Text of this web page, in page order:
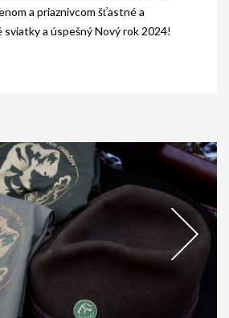
a priaznivcom šťastné a
sviatky a úspešný Nový rok 2024!